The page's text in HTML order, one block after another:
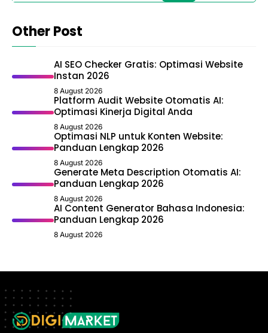
Other Post
AI SEO Checker Gratis: Optimasi Website
Instan 2026
8 August 2026
Platform Audit Website Otomatis AI:
Optimasi Kinerja Digital Anda
8 August 2026
Optimasi NLP untuk Konten Website:
Panduan Lengkap 2026
8 August 2026
Generate Meta Description Otomatis AI:
Panduan Lengkap 2026
8 August 2026
AI Content Generator Bahasa Indonesia:
Panduan Lengkap 2026
8 August 2026